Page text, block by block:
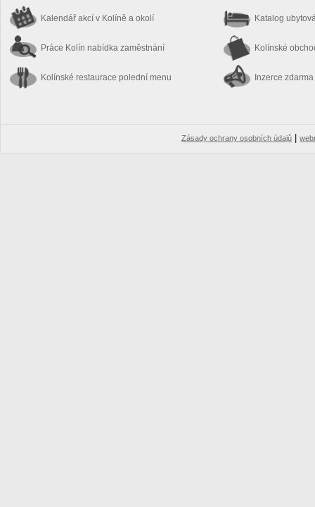
Kalendář akcí v Kolíně a okolí
Práce Kolín nabídka zaměstnání
Kolínské restaurace polední menu
Katalog
Kolínské
Inzerce zdarma
Zásady ochrany osobních údajů